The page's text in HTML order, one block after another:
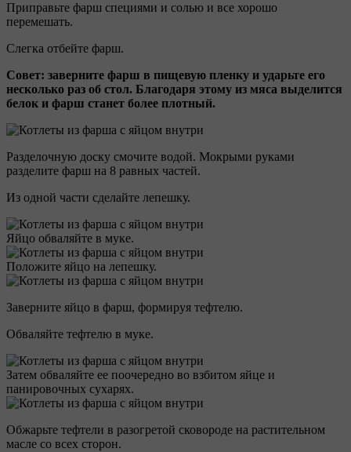
Приправьте фарш специями и солью и все хорошо
перемешать.
Слегка отбейте фарш.
Совет: заверните фарш в пищевую пленку и ударьте его
несколько раз об стол. Благодаря этому из мяса выделится
белок и фарш станет более плотный.
Разделочную доску смочите водой. Мокрыми руками
разделите фарш на 8 равных частей.
Из одной части сделайте лепешку.
Яйцо обваляйте в муке.
Положите яйцо на лепешку.
Заверните яйцо в фарш, формируя тефтелю.
Обваляйте тефтелю в муке.
Затем обваляйте ее поочередно во взбитом яйце и
панировочных сухарях.
Обжарьте тефтели в разогретой сковороде на растительном
масле со всех сторон.